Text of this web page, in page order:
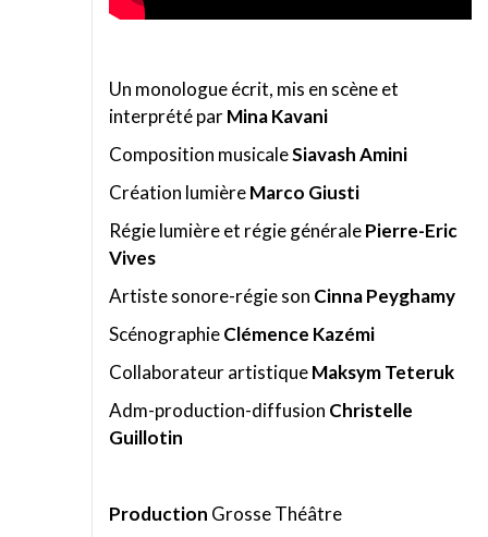
Un monologue écrit, mis en scène et
interprété parMina Kavani
Composition musicaleSiavash Amini
Création lumièreMarco Giusti
Régie lumière et régie généralePierre-Eric
Vives
Artiste sonore-régie son Cinna Peyghamy
ScénographieClémence Kazémi
Collaborateur artistiqueMaksym Teteruk
Adm-production-diffusion Christelle
Guillotin
Production Grosse Théâtre